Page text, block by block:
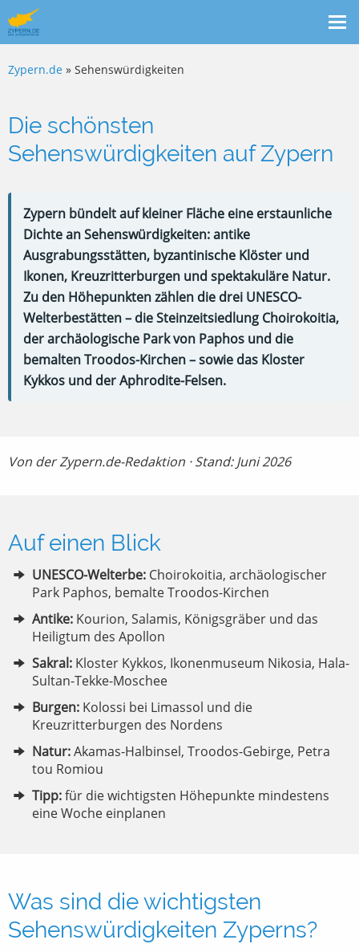
Zypern.de » Sehenswürdigkeiten
Die schönsten
Sehenswürdigkeiten auf Zypern
Zypern bündelt auf kleiner Fläche eine erstaunliche
Dichte an Sehenswürdigkeiten: antike
Ausgrabungsstätten, byzantinische Klöster und
Ikonen, Kreuzritterburgen und spektakuläre Natur.
Zu den Höhepunkten zählen die drei UNESCO-
Welterbestätten – die Steinzeitsiedlung Choirokoitia,
der archäologische Park von Paphos und die
bemalten Troodos-Kirchen – sowie das Kloster
Kykkos und der Aphrodite-Felsen.
Von der Zypern.de-Redaktion · Stand: Juni 2026
Auf einen Blick
UNESCO-Welterbe: Choirokoitia, archäologischer
Park Paphos, bemalte Troodos-Kirchen
Antike: Kourion, Salamis, Königsgräber und das
Heiligtum des Apollon
Sakral: Kloster Kykkos, Ikonenmuseum Nikosia, Hala-
Sultan-Tekke-Moschee
Burgen: Kolossi bei Limassol und die
Kreuzritterburgen des Nordens
Natur:Akamas-Halbinsel, Troodos-Gebirge, Petra
tou Romiou
Tipp:für die wichtigsten Höhepunkte mindestens
eine Woche einplanen
Was sind die wichtigsten
Sehenswürdigkeiten Zyperns?